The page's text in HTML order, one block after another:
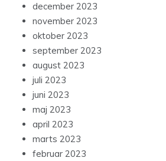
december 2023
november 2023
oktober 2023
september 2023
august 2023
juli 2023
juni 2023
maj 2023
april 2023
marts 2023
februar 2023